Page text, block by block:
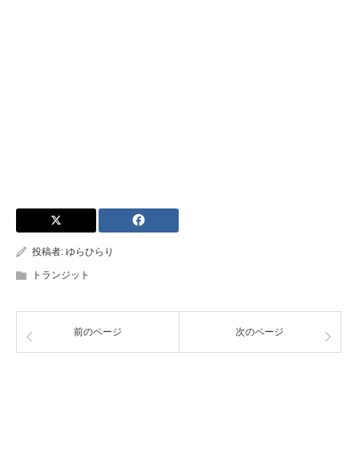
投稿者: ゆらひらり
トランジット
前のページ 次のページ